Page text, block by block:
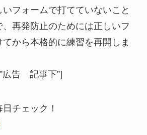
フォームで打てていないこと
再発防止のためには正しいフ
から本格的に練習を再開しま
広告 記事下”]
日チェック！